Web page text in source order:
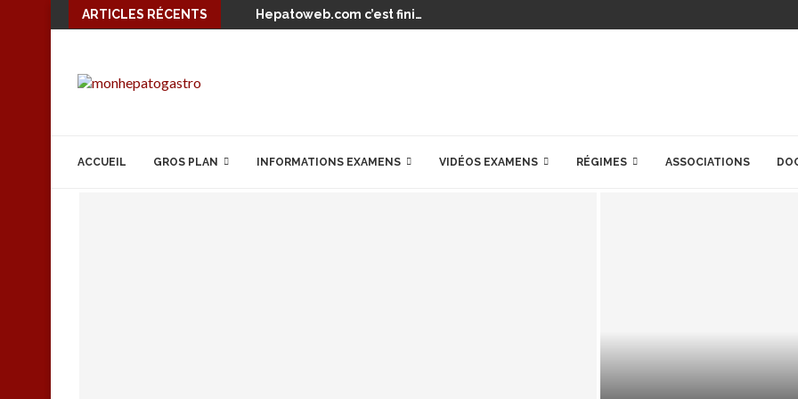
ARTICLES RÉCENTS Hepatoweb.com c’est fini…
ACCUEIL GROS PLAN INFORMATIONS EXAMENS VIDÉOS EXAMENS RÉGIMES ASSOCIATIONS